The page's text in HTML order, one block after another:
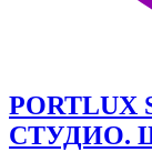
СТУДИО.